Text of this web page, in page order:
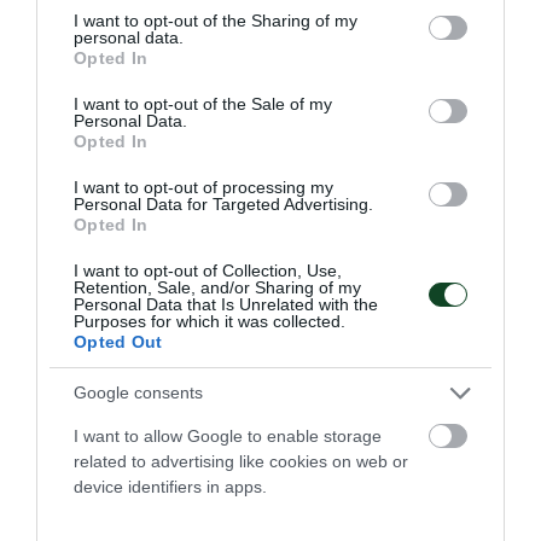
not limited to your visit or usage behaviour. You may click to
grant or deny consent to Google and its third-party tags to
use your data for below specified purposes in below Google
consent section.
I want to opt-out of the Sharing of my
personal data.
Opted In
I want to opt-out of the Sale of my
Personal Data.
Opted In
I want to opt-out of processing my
Personal Data for Targeted Advertising.
Opted In
I want to opt-out of Collection, Use,
Retention, Sale, and/or Sharing of my
Personal Data that Is Unrelated with the
Purposes for which it was collected.
Opted Out
Google consents
I want to allow Google to enable storage
related to advertising like cookies on web or
device identifiers in apps.
που έγινε στον Λυκαβηττό και τα τμήματα στίβου
αρτιμελών και ΑμεΑ και το τμήμα του τριάθλου και του
Παρατριάθλου είχαν δυναμική παρουσία.
15.02.2026 ΣΤΙΒΟΣ ΑΜΕΑ
ΤΕΛΕΥΤΑΙΑ ΝΕΑ